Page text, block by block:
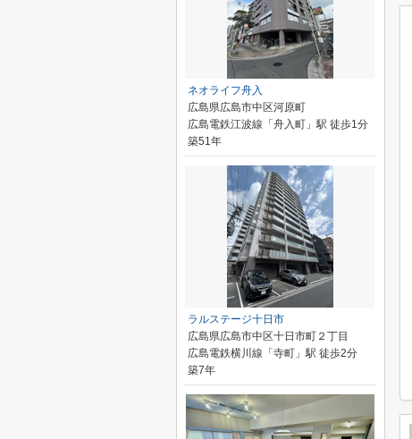
ネオライフ舟入
広島県広島市中区河原町
広島電鉄江波線「舟入町」駅 徒歩1分
築51年
ラルステージ十日市
広島県広島市中区十日市町２丁目
広島電鉄横川線「寺町」駅 徒歩2分
築7年